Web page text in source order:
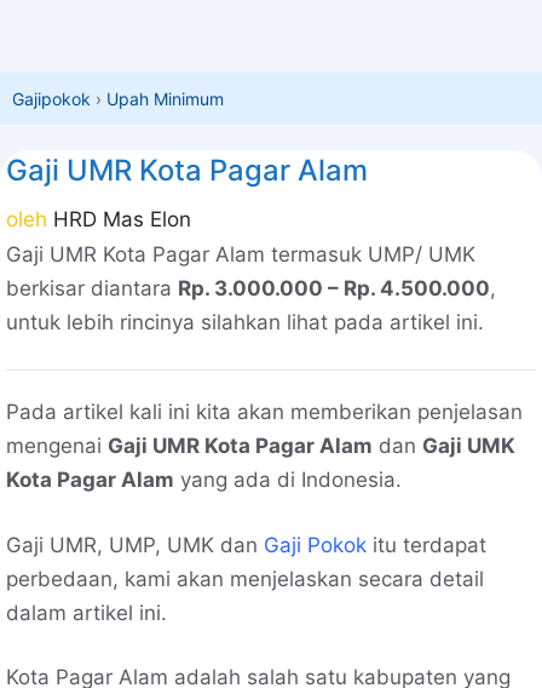
Gajipokok › Upah Minimum
Gaji UMR Kota Pagar Alam
oleh HRD Mas Elon
Gaji UMR Kota Pagar Alam termasuk UMP/ UMK
berkisar diantara Rp. 3.000.000 – Rp. 4.500.000,
untuk lebih rincinya silahkan lihat pada artikel ini.
Pada artikel kali ini kita akan memberikan penjelasan
mengenai Gaji UMR Kota Pagar Alam dan Gaji UMK
Kota Pagar Alam yang ada di Indonesia.
Gaji UMR, UMP, UMK dan Gaji Pokok itu terdapat
perbedaan, kami akan menjelaskan secara detail
dalam artikel ini.
Kota Pagar Alam adalah salah satu kabupaten yang